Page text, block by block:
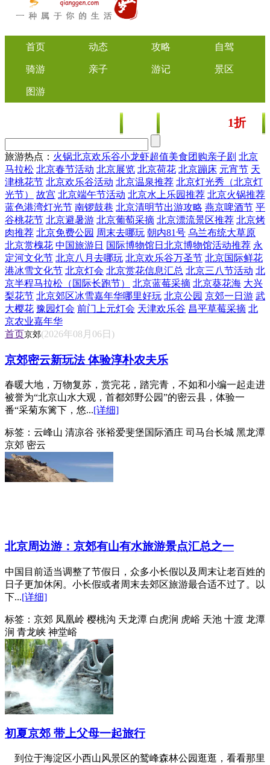
首页 动态 攻略 自驾
骑游 亲子 游记 景区
图游
1折起
旅游热点： 火锅北京欢乐谷小龙虾超值美食团购亲子剧 北京
马拉松 北京春节活动 北京展览 北京荷花 北京蹦床 元宵节 天
津桃花节 北京欢乐谷活动 北京温泉推荐 北京灯光秀（北京灯
光节）
故宫 北京端午节活动 北京水上乐园推荐 北京火锅推荐
蓝色港湾灯光节 南锣鼓巷 北京清明节出游攻略 燕京啤酒节 平
谷桃花节 北京避暑游 北京葡萄采摘 北京漂流景区推荐 北京烤
肉推荐 北京免费公园 周末去哪玩 朝内81号 乌兰布统大草原
北京赏槐花 中国旅游日 国际博物馆日北京博物馆活动推荐 永
定河文化节 北京八月去哪玩 北京欢乐谷万圣节 北京国际鲜花
港冰雪文化节 北京灯会 北京赏花信息汇总 北京三八节活动 北
京半程马拉松（国际长跑节）
北京蓝莓采摘 北京葵花海 大兴
梨花节 北京郊区冰雪嘉年华哪里好玩 北京公园 京郊一日游 武
大樱花 豫园灯会 前门上元灯会 天津欢乐谷 昌平草莓采摘 北
京农业嘉年华
首页京郊(2026年08月06日)
京郊密云新玩法 体验淳朴农夫乐
春暖大地，万物复苏，赏完花，踏完青，不如和小编一起走进
被誉为“北京山水大观，首都郊野公园”的密云县，体验一
番“采菊东篱下，悠...[详细]
标签： 云峰山 清凉谷 张裕爱斐堡国际酒庄 司马台长城 黑龙潭
京郊 密云
北京周边游：京郊有山有水旅游景点汇总之一
中国目前适当调整了节假日，众多小长假以及周末让老百姓的
日子更加休闲。小长假或者周末去郊区旅游最合适不过了。以
下...[详细]
标签： 京郊 凤凰岭 樱桃沟 天龙潭 白虎涧 虎峪 天池 十渡 龙潭
涧 青龙峡 神堂峪
初夏京郊 带上父母一起旅行
到位于海淀区小西山风景区的鹫峰森林公园逛逛，看看那里